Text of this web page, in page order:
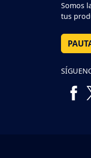
Somos
tus